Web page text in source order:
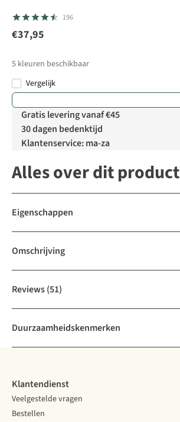
196
€37,95
5 kleuren beschikbaar
Vergelijk
Gratis levering vanaf €45
30 dagen bedenktijd
Klantenservice: ma-za
Alles over dit product
Eigenschappen
Omschrijving
Reviews(51)
Duurzaamheidskenmerken
Klantendienst
Veelgestelde vragen
Bestellen